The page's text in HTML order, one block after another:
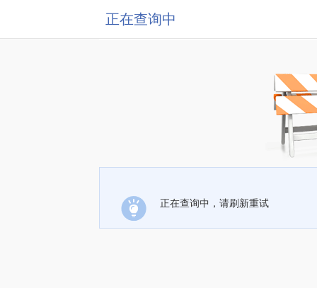
正在查询中
正在查询中，请刷新重试